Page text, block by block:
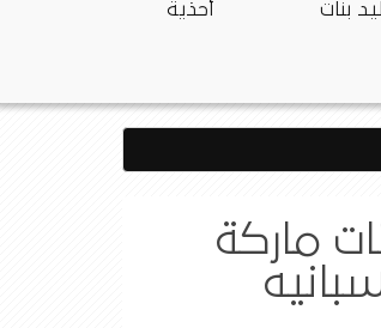
بنات أحذية
ماركة